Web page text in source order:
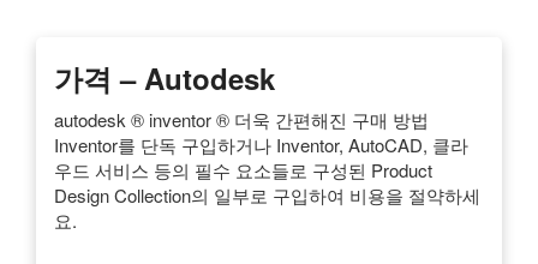
가격 – Autodesk
autodesk ® inventor ® 더욱 간편해진 구매 방법
Inventor를 단독 구입하거나 Inventor, AutoCAD, 클라
우드 서비스 등의 필수 요소들로 구성된 Product
Design Collection의 일부로 구입하여 비용을 절약하세
요.